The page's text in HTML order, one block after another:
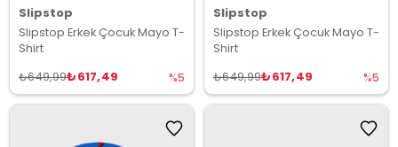
Slipstop
Slipstop Erkek Çocuk Mayo T-
Shirt
₺617,49
₺649,99 %5
Slipstop
Slipstop Erkek Çocuk Mayo T-
Shirt
₺617,49
₺649,99 %5